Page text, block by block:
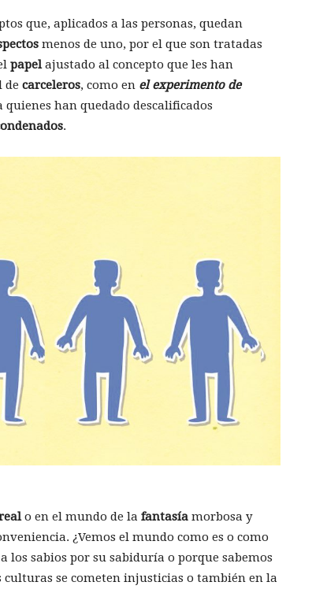
que, aplicados a las personas, quedan
menos de uno, por el que son tratadas
papelajustado al concepto que les han
de carceleros, como en el experimento de
han quedado descalificados
.
o en el mundo de la fantasía morbosa y
¿Vemos el mundo como es o como
los sabios por su sabiduría o porque sabemos
se cometen injusticias o también en la